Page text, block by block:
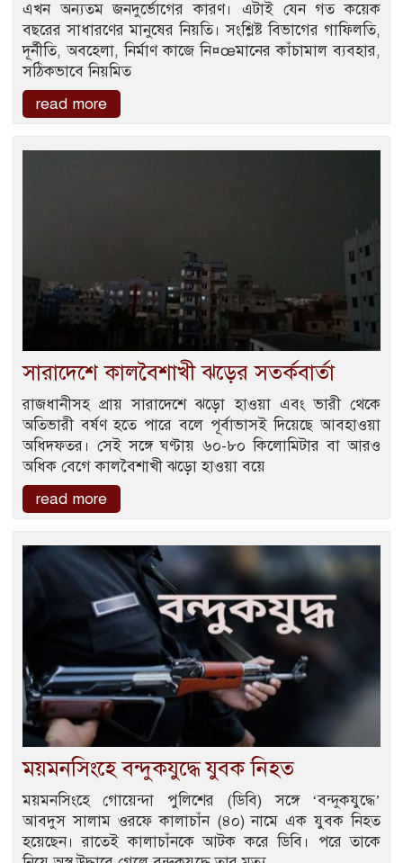
এখন অন্যতম জনদুর্ভোগের কারণ। এটাই যেন গত কয়েক
বছরের সাধারণের মানুষের নিয়তি। সংশ্লিষ্ট বিভাগের গাফিলতি,
দূর্নীতি, অবহেলা, নির্মাণ কাজে নি¤œমানের কাঁচামাল ব্যবহার,
সঠিকভাবে নিয়মিত
read more
সারাদেশে কালবৈশাখী ঝড়ের সতর্কবার্তা
রাজধানীসহ প্রায় সারাদেশে ঝড়ো হাওয়া এবং ভারী থেকে
অতিভারী বর্ষণ হতে পারে বলে পূর্বাভাসই দিয়েছে আবহাওয়া
অধিদফতর। সেই সঙ্গে ঘণ্টায় ৬০-৮০ কিলোমিটার বা আরও
অধিক বেগে কালবৈশাখী ঝড়ো হাওয়া বয়ে
read more
ময়মনসিংহে বন্দুকযুদ্ধে যুবক নিহত
ময়মনসিংহে গোয়েন্দা পুলিশের (ডিবি) সঙ্গে ‘বন্দুকযুদ্ধে’
আবদুস সালাম ওরফে কালাচাঁন (৪০) নামে এক যুবক নিহত
হয়েছেন। রাতেই কালাচাঁনকে আটক করে ডিবি। পরে তাকে